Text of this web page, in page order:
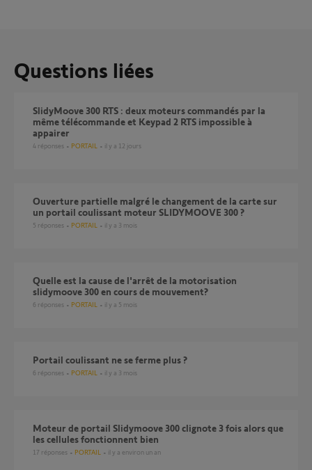
Questions liées
SlidyMoove 300 RTS : deux moteurs commandés par la
même télécommande et Keypad 2 RTS impossible à
appairer
4 réponses PORTAIL il y a 12 jours
Ouverture partielle malgré le changement de la carte sur
un portail coulissant moteur SLIDYMOOVE 300 ?
5 réponses PORTAIL il y a 3 mois
Quelle est la cause de l'arrêt de la motorisation
slidymoove 300 en cours de mouvement?
6 réponses PORTAIL il y a 5 mois
Portail coulissant ne se ferme plus ?
6 réponses PORTAIL il y a 3 mois
Moteur de portail Slidymoove 300 clignote 3 fois alors que
les cellules fonctionnent bien
17 réponses PORTAIL il y a environ un an